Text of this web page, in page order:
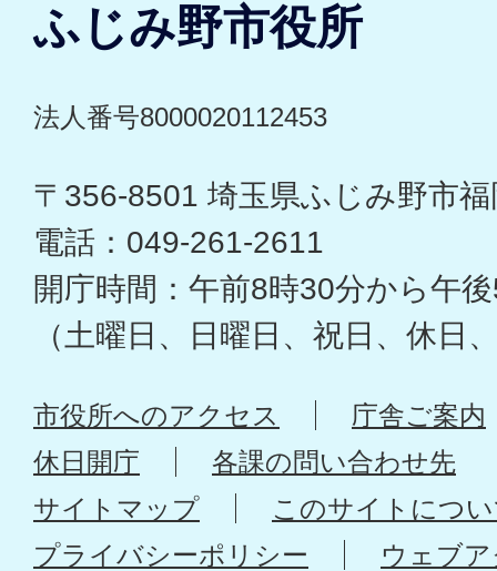
ふじみ野市役所
法人番号8000020112453
〒356-8501 埼玉県ふじみ野市
電話：049-261-2611
開庁時間：午前8時30分から午
（土曜日、日曜日、祝日、休日
市役所へのアクセス
庁舎ご案内
休日開庁
各課の問い合わせ先
サイトマップ
このサイトにつ
プライバシーポリシー
ウェブ